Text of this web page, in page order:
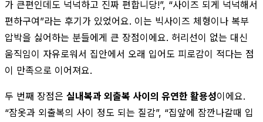
가 큰편인데도 넉넉하고 진짜 편합니당!”, “사이즈 되게 넉넉해서
편하구여”라는 후기가 있었어요. 이는 빅사이즈 체형이나 복부
압박을 싫어하는 분들에게 큰 장점이에요. 허리선이 없는 대신
움직임이 자유로워서 집안에서 오래 입어도 피로감이 적다는 점
이 만족으로 이어져요.
두 번째 장점은 실내복과 외출복 사이의 유연한 활용성이에요.
“잠옷과 외출복의 사이 정도 되는 질감”, “집앞에 잠깐나갈때 입